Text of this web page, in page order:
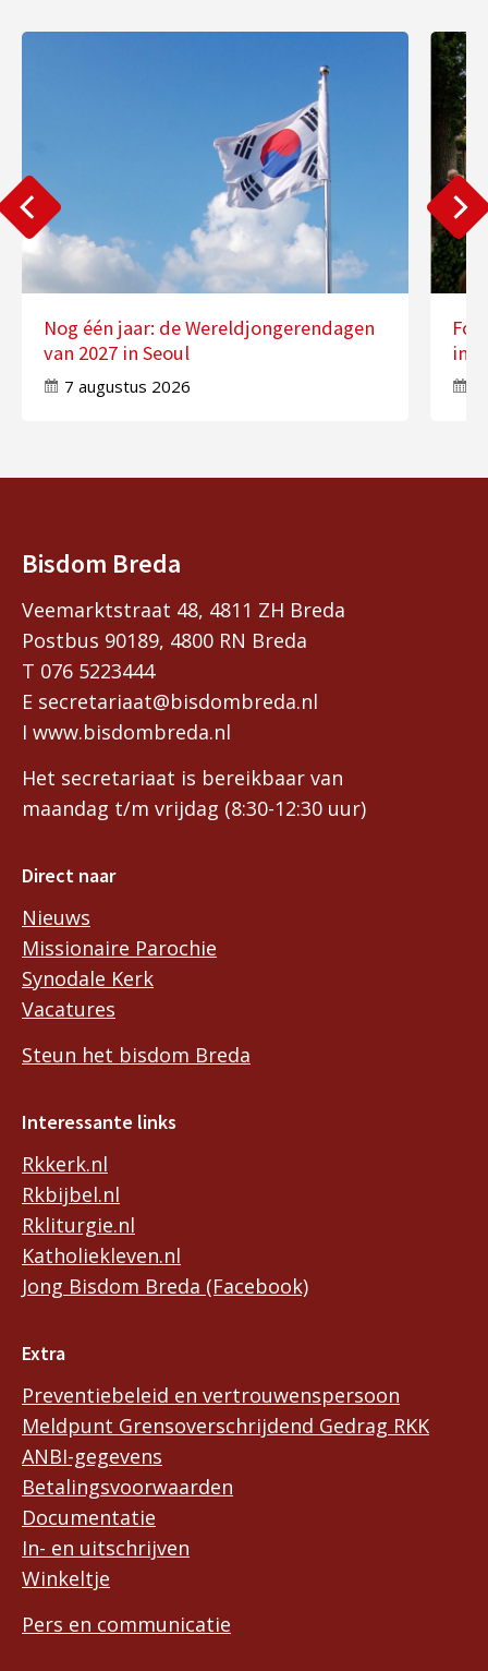
Nog één jaar: de Wereldjongerendagen
van 2027 in Seoul
7 augustus 2026
in
Bisdom Breda
Veemarktstraat 48, 4811 ZH Breda
Postbus 90189, 4800 RN Breda
T 076 5223444
E secretariaat@bisdombreda.nl
I www.bisdombreda.nl
Het secretariaat is bereikbaar van
maandag t/m vrijdag (8:30-12:30 uur)
Direct naar
Nieuws
Missionaire Parochie
Synodale Kerk
Vacatures
Steun het bisdom Breda
Interessante links
Rkkerk.nl
Rkbijbel.nl
Rkliturgie.nl
Katholiekleven.nl
Jong Bisdom Breda (Facebook)
Extra
Preventiebeleid en vertrouwenspersoon
Meldpunt Grensoverschrijdend Gedrag RKK
ANBI-gegevens
Betalingsvoorwaarden
Documentatie
In- en uitschrijven
Winkeltje
Pers en communicatie